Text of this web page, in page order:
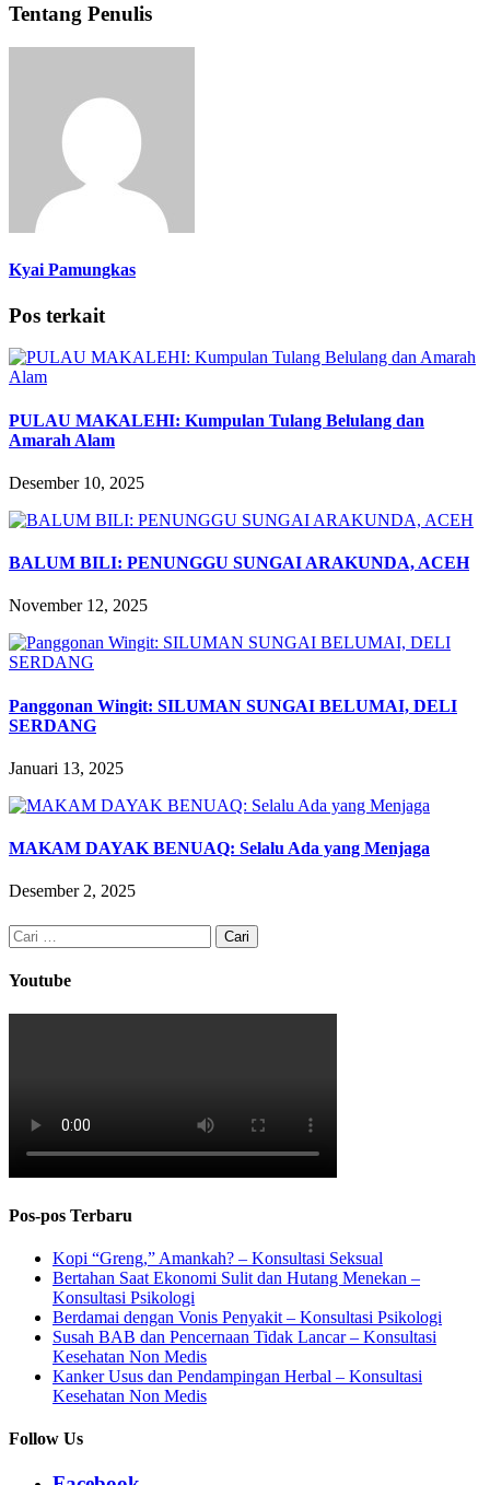
Tentang Penulis
Kyai Pamungkas
Pos terkait
PULAU MAKALEHI: Kumpulan Tulang Belulang dan
Amarah Alam
Desember 10, 2025
BALUM BILI: PENUNGGU SUNGAI ARAKUNDA, ACEH
November 12, 2025
Panggonan Wingit: SILUMAN SUNGAI BELUMAI, DELI
SERDANG
Januari 13, 2025
MAKAM DAYAK BENUAQ: Selalu Ada yang Menjaga
Desember 2, 2025
Cari
untuk:
Youtube
Pos-pos Terbaru
Kopi “Greng,” Amankah? – Konsultasi Seksual
Bertahan Saat Ekonomi Sulit dan Hutang Menekan –
Konsultasi Psikologi
Berdamai dengan Vonis Penyakit – Konsultasi Psikologi
Susah BAB dan Pencernaan Tidak Lancar – Konsultasi
Kesehatan Non Medis
Kanker Usus dan Pendampingan Herbal – Konsultasi
Kesehatan Non Medis
Follow Us